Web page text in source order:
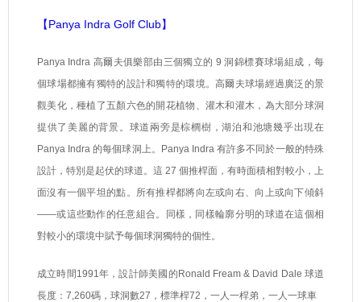
【Panya Indra Golf Club】
Panya Indra 高爾夫俱樂部由三個獨立的 9洞錦標賽球場組成，每
個球場都擁有獨特的設計和獨特的環境。高爾夫球場經過廣泛的景
觀美化，種植了五顏六色的開花植物、灌木和灌木，為大部分球洞
提供了美麗的背景。球道兩旁是棕櫚樹，湖泊和池塘幾乎出現在
Panya Indra的每個球洞上。 Panya Indra有許多不同於一般的特殊
設計，特別是起伏的球道。這 27 個推桿面，有時面積相對較小，上
面沒有一個平坦的點。所有推桿都將向左或向右、向上或向下傾斜
——或這些動作的任意組合。同樣，同樣輪廓分明的球道在這個相
對較小的環境中賦予每個球洞獨特的個性。
成立時間1991 年，設計師美國的Ronald Fream & David Dale 球道
長度： 7,260碼，球洞數27 ，標準桿72 ，一人一桿弟，一人一球車